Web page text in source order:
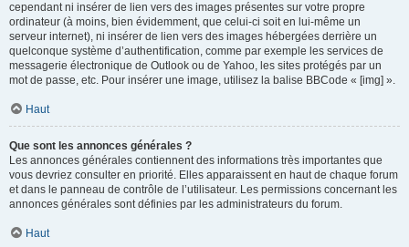
cependant ni insérer de lien vers des images présentes sur votre propre
ordinateur (à moins, bien évidemment, que celui-ci soit en lui-même un
serveur internet), ni insérer de lien vers des images hébergées derrière un
quelconque système d’authentification, comme par exemple les services de
messagerie électronique de Outlook ou de Yahoo, les sites protégés par un
mot de passe, etc. Pour insérer une image, utilisez la balise BBCode « [img] ».
Haut
Que sont les annonces générales ?
Les annonces générales contiennent des informations très importantes que
vous devriez consulter en priorité. Elles apparaissent en haut de chaque forum
et dans le panneau de contrôle de l’utilisateur. Les permissions concernant les
annonces générales sont définies par les administrateurs du forum.
Haut